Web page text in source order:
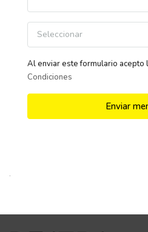
Seleccionar
Al enviar este formulario acepto
Condiciones
Enviar
.